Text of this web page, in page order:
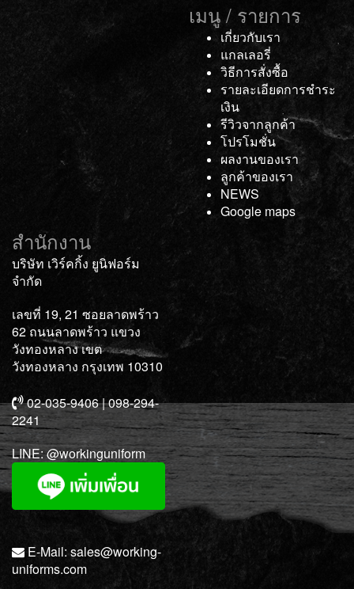
เมนู / รายการ
เกี่ยวกับเรา
แกลเลอรี่
วิธีการสั่งซื้อ
รายละเอียดการชำระ
เงิน
รีวิวจากลูกค้า
โปรโมชั่น
ผลงานของเรา
ลูกค้าของเรา
NEWS
Google maps
สำนักงาน
บริษัท เวิร์คกิ้ง ยูนิฟอร์ม
จำกัด
เลขที่ 19, 21 ซอยลาดพร้าว
62 ถนนลาดพร้าว แขวง
วังทองหลาง เขต
วังทองหลาง กรุงเทพ 10310
02-035-9406 | 098-294-
2241
LINE:@workinguniform
E-Mail:sales@working-
uniforms.com